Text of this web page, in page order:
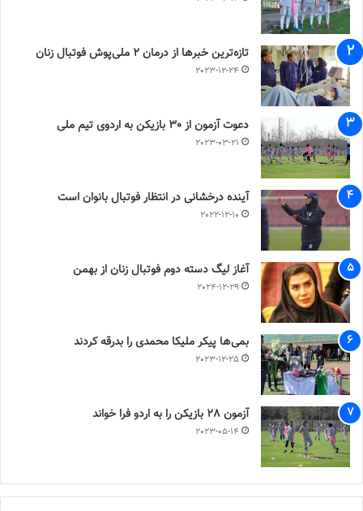
تازه‌ترین خبرها از درمان ۲ ملی‌پوش فوتبال زنان
2023-12-24
دعوت آزمون از 30 بازیکن به اردوی تیم ملی
2023-03-21
آینده درخشانی در انتظار فوتبال بانوان است
2022-12-10
آغاز لیگ دسته دوم فوتبال زنان از بهمن
2024-12-29
بمی‌ها پیکر ملیکا محمدی را بدرقه کردند
2023-12-25
آزمون 28 بازیکن را به اردو فرا خواند
2023-05-14